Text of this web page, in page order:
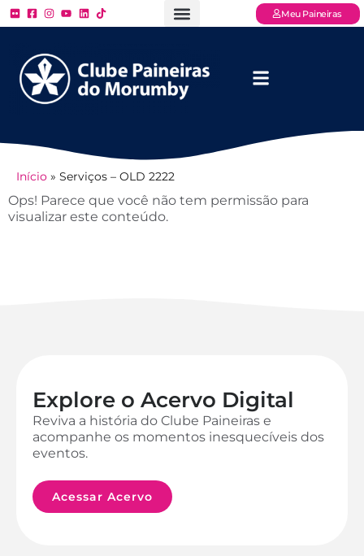
Meu Paineiras
Início » Serviços – OLD 2222
Ops! Parece que você não tem permissão para
visualizar este conteúdo.
Explore o Acervo Digital
Reviva a história do Clube Paineiras e
acompanhe os momentos inesquecíveis dos
eventos.
Acessar Acervo